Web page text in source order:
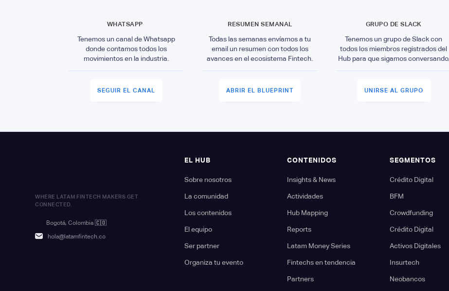
WHATSAPP
Tenemos un canal de Whatsapp
donde contamos todos los
movimientos en la industria.
SEGUIR EL CANAL
RESUMEN SEMANAL
Todas las semanas envíamos a tu
email un resumen con todos los
avances en el ecosistema Fintech.
ABRIR EL BLUEPRINT
GRUPO DE SLACK
Tenemos un grupo de Slack con
todos los miembros registrados del
Hub para que sigamos conversando.
UNIRSE AL GRUPO
WHERE LATAM FINTECH MAKERS GET
CONNECTED.
Bogotá, Colombia 🇨🇴
hola@latamfintech.co
EL HUB
Sobre nosotros
La comunidad
Los contenidos
El equipo
Ser partner
Organiza tu evento
CONTENIDOS
Insights & News
Actividades
Hub Mapping
Reports
Latam Money Series
Fintechs en tendencia
Partners
SEGMENTOS
Crédito Digital
BFM
Crowdfunding
Crédito Digital
Activos Digitales
Insurtech
Neobancos